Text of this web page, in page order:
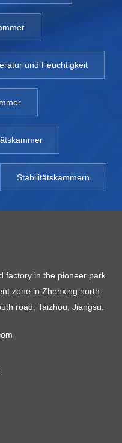
und Feuchtigkeit
Stabilitätskammern
factory in the pioneer park
zone in Zhenxing north
road, Taizhou, Jiangsu.